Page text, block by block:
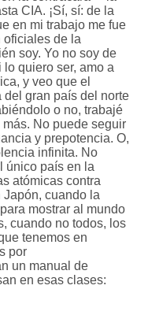
CIA. ¡Sí, sí: de la
en mi trabajo me fue
oficiales de la
soy. Yo no soy de
quiero ser, amo a
y veo que el
gran país del norte
o no, trabajé
No puede seguir
y prepotencia. O,
infinita. No
único país en la
atómicas contra
cuando la
mostrar al mundo
cuando no todos, los
tenemos en
por
un manual de
en esas clases: